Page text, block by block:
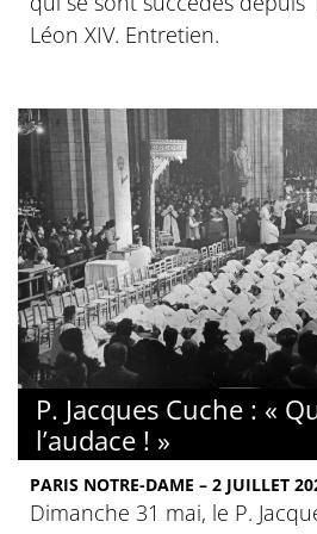
Léon XIV. Entretien.
P. Jacques Cuche : «
l’audace ! »
PARIS NOTRE-DAME – 2 JUILLET
Dimanche 31 mai, le P.